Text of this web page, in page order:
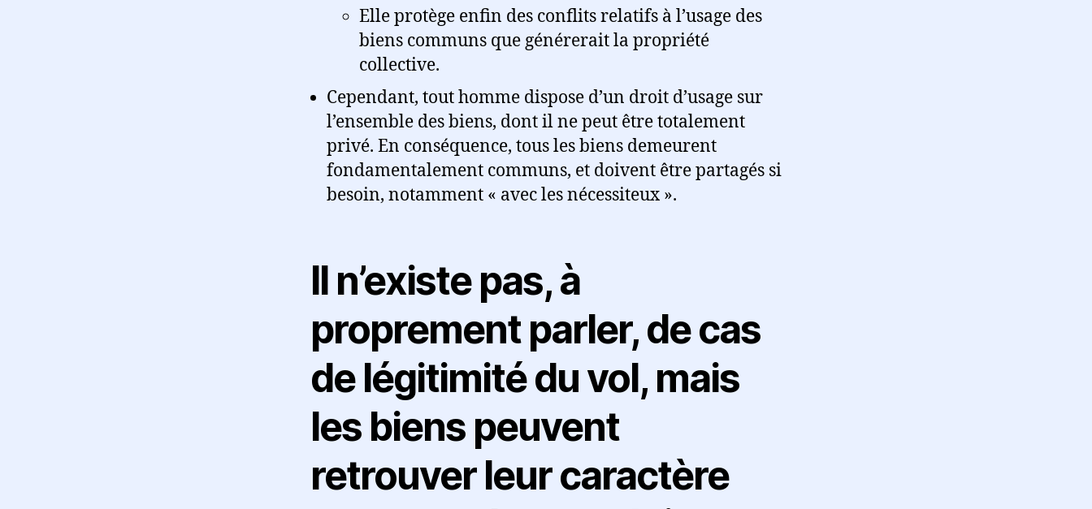
Elle protège enfin des conflits relatifs à l’usage des
biens communs que générerait la propriété
collective.
Cependant, tout homme dispose d’un droit d’usage sur
l’ensemble des biens, dont il ne peut être totalement
privé. En conséquence, tous les biens demeurent
fondamentalement communs, et doivent être partagés si
besoin, notamment « avec les nécessiteux ».
Il n’existe pas, à
proprement parler, de cas
de légitimité du vol, mais
les biens peuvent
retrouver leur caractère